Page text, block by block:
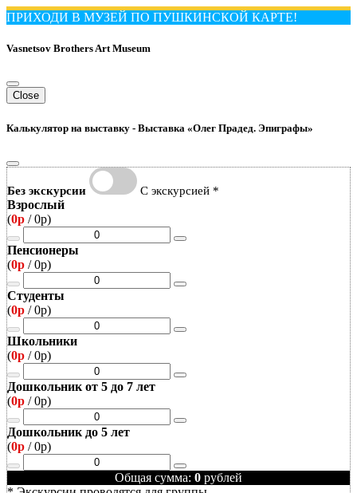
ПРИХОДИ В МУЗЕЙ ПО ПУШКИНСКОЙ КАРТЕ!
Vasnetsov Brothers Art Museum
Close
Калькулятор на выставку - Выставка «Олег Прадед. Эпиграфы»
Без экскурсии
С экскурсией *
Взрослый
(0р /0р)
Пенсионеры
(0р /0р)
Студенты
(0р /0р)
Школьники
(0р /0р)
Дошкольник от 5 до 7 лет
(0р /0р)
Дошкольник до 5 лет
(0р /0р)
Общая сумма: 0 рублей